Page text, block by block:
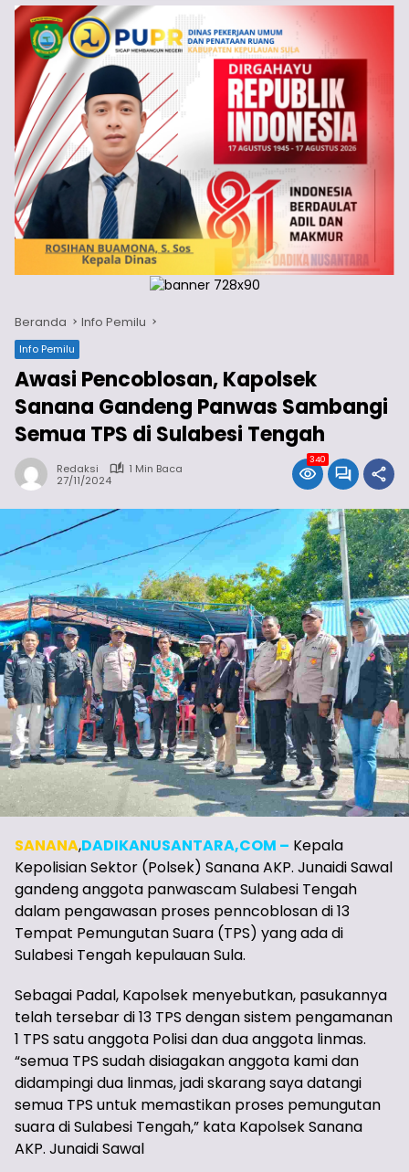
Beranda Info Pemilu
Info Pemilu
Awasi Pencoblosan, Kapolsek
Sanana Gandeng Panwas Sambangi
Semua TPS di Sulabesi Tengah
Redaksi
1 Min Baca
27/11/2024
340
SANANA,DADIKANUSANTARA,COM – Kepala
Kepolisian Sektor (Polsek) Sanana AKP. Junaidi Sawal
gandeng anggota panwascam Sulabesi Tengah
dalam pengawasan proses penncoblosan di 13
Tempat Pemungutan Suara (TPS) yang ada di
Sulabesi Tengah kepulauan Sula.
Sebagai Padal, Kapolsek menyebutkan, pasukannya
telah tersebar di 13 TPS dengan sistem pengamanan
1 TPS satu anggota Polisi dan dua anggota linmas.
“semua TPS sudah disiagakan anggota kami dan
didampingi dua linmas, jadi skarang saya datangi
semua TPS untuk memastikan proses pemungutan
suara di Sulabesi Tengah,” kata Kapolsek Sanana
AKP. Junaidi Sawal